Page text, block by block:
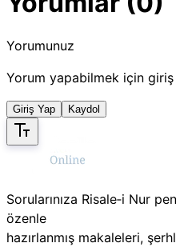
Yorumunuz
Yorum yapabilmek için giriş
Giriş Yap Kaydol
Sorularınıza Risale‑i Nur
özenle
hazırlanmış makaleleri,